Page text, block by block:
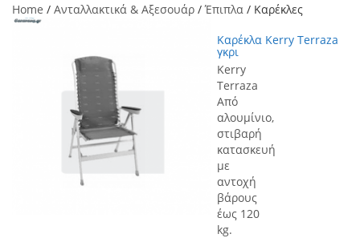
Home / Ανταλλακτικά & Αξεσουάρ /Έπιπλα / Καρέκλες
Καρέκλα Kerry Terraza
γκρι
Kerry
Τerraza
Από
αλουμίνιο,
στιβαρή
κατασκευή
με
αντοχή
βάρους
έως 120
kg.